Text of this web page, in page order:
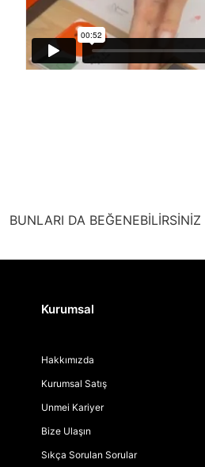
BUNLARI DA BEĞENEBİLİRSİNİZ
Kurumsal
Hakkımızda
Kurumsal Satış
Unmei Kariyer
Bize Ulaşın
Sıkça Sorulan Sorular